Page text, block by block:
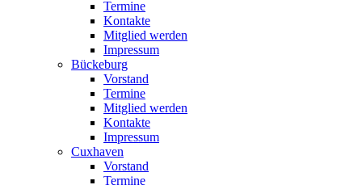
Termine
Kontakte
Mitglied werden
Impressum
Bückeburg
Vorstand
Termine
Mitglied werden
Kontakte
Impressum
Cuxhaven
Vorstand
Termine